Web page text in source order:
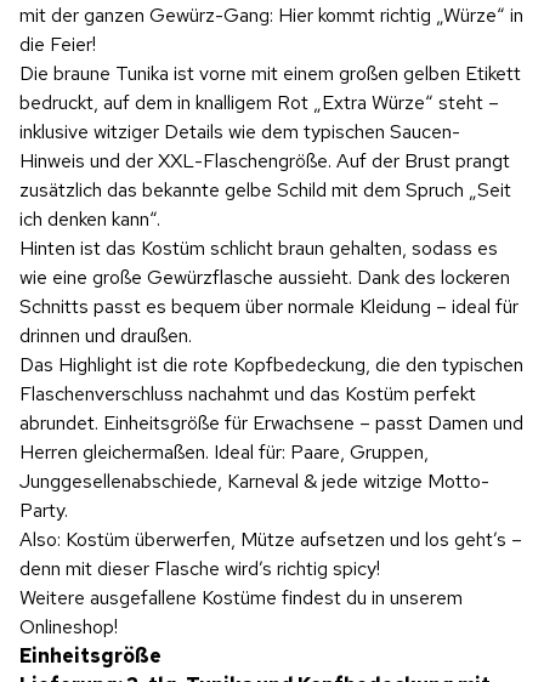
mit der ganzen Gewürz-Gang: Hier kommt richtig „Würze“ in
die Feier!
Die braune Tunika ist vorne mit einem großen gelben Etikett
bedruckt, auf dem in knalligem Rot „Extra Würze“ steht –
inklusive witziger Details wie dem typischen Saucen-
Hinweis und der XXL-Flaschengröße. Auf der Brust prangt
zusätzlich das bekannte gelbe Schild mit dem Spruch „Seit
ich denken kann“.
Hinten ist das Kostüm schlicht braun gehalten, sodass es
wie eine große Gewürzflasche aussieht. Dank des lockeren
Schnitts passt es bequem über normale Kleidung – ideal für
drinnen und draußen.
Das Highlight ist die rote Kopfbedeckung, die den typischen
Flaschenverschluss nachahmt und das Kostüm perfekt
abrundet. Einheitsgröße für Erwachsene – passt Damen und
Herren gleichermaßen. Ideal für: Paare, Gruppen,
Junggesellenabschiede, Karneval & jede witzige Motto-
Party.
Also: Kostüm überwerfen, Mütze aufsetzen und los geht’s –
denn mit dieser Flasche wird’s richtig spicy!
Weitere ausgefallene Kostüme findest du in unserem
Onlineshop!
Einheitsgröße